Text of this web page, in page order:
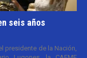
seis años
presidente de la Nación,